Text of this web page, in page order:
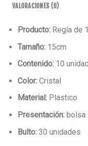
VALORACIONES (0)
Producto:Regla de
Tamaño:15cm
Contenido:10
Color: Cristal
Material:Plastico
Presentación:bolsa
Bulto:30 unidades